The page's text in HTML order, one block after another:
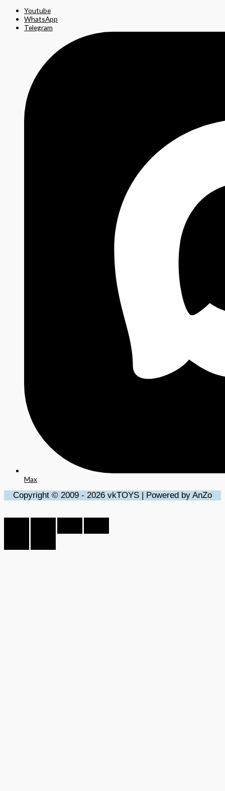
Youtube
WhatsApp
Telegram
Max
Copyright © 2009 - 2026 vkTOYS | Powered by AnZo